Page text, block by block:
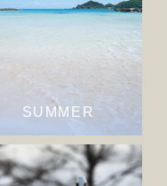
SUMMER